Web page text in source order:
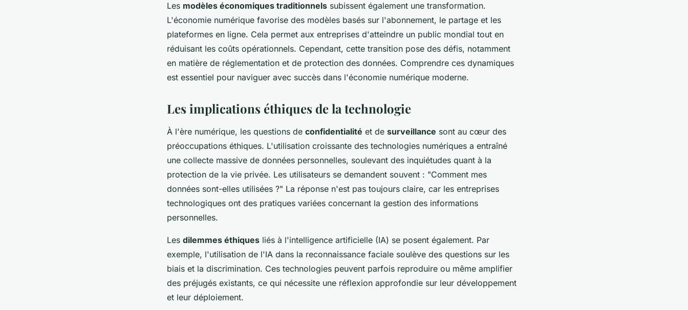
Les modèles économiques traditionnels subissent également une transformation.
L'économie numérique favorise des modèles basés sur l'abonnement, le partage et les
plateformes en ligne. Cela permet aux entreprises d'atteindre un public mondial tout en
réduisant les coûts opérationnels. Cependant, cette transition pose des défis, notamment
en matière de réglementation et de protection des données. Comprendre ces dynamiques
est essentiel pour naviguer avec succès dans l'économie numérique moderne.
Les implications éthiques de la technologie
À l'ère numérique, les questions de confidentialité et de surveillance sont au cœur des
préoccupations éthiques. L'utilisation croissante des technologies numériques a entraîné
une collecte massive de données personnelles, soulevant des inquiétudes quant à la
protection de la vie privée. Les utilisateurs se demandent souvent : "Comment mes
données sont-elles utilisées ?" La réponse n'est pas toujours claire, car les entreprises
technologiques ont des pratiques variées concernant la gestion des informations
personnelles.
Les dilemmes éthiques liés à l'intelligence artificielle (IA) se posent également. Par
exemple, l'utilisation de l'IA dans la reconnaissance faciale soulève des questions sur les
biais et la discrimination. Ces technologies peuvent parfois reproduire ou même amplifier
des préjugés existants, ce qui nécessite une réflexion approfondie sur leur développement
et leur déploiement.